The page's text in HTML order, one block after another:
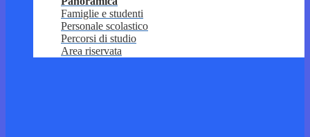
Famiglie e studenti
Personale scolastico
Percorsi di studio
Area riservata